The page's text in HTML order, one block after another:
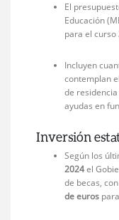
El
Educación
para el curso
Incluyen
contemplan
de
ayudas en
Inversión
Según los
2024el
de becas,
de euros